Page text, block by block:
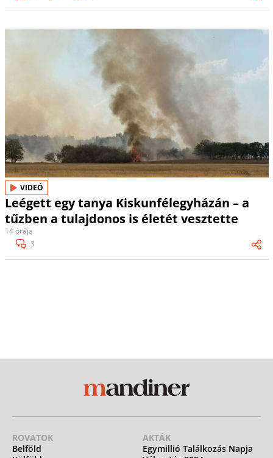
VIDEÓ
Leégett egy tanya Kiskunfélegyházán – a
tűzben a tulajdonos is életét vesztette
14 órája
3
ROVATOK
Belföld
AKTÁK
Egymillió Találkozás Napja